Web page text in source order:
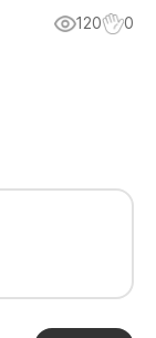
120 0